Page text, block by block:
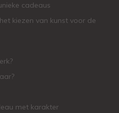
cadeaus
kiezen van kunst voor de
met karakter